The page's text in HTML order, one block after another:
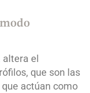
altera el
que son las
actúan como